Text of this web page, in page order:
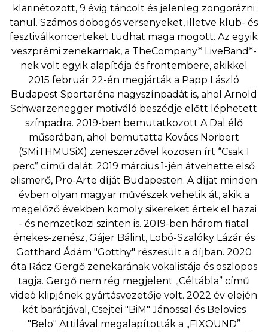
klarinétozott, 9 évig táncolt és jelenleg zongorázni
tanul. Számos dobogós versenyeket, illetve klub- és
fesztiválkoncerteket tudhat maga mögött. Az egyik
veszprémi zenekarnak, a TheCompany* LiveBand*-
nek volt egyik alapítója és frontembere, akikkel
2015 február 22-én megjárták a Papp László
Budapest Sportaréna nagyszínpadát is, ahol Arnold
Schwarzenegger motiváló beszédje előtt léphetett
színpadra. 2019-ben bemutatkozott A Dal élő
műsorában, ahol bemutatta Kovács Norbert
(SMiTHMUSiX) zeneszerzővel közösen írt “Csak 1
perc” című dalát. 2019 március 1-jén átvehette első
elismerő, Pro-Arte díját Budapesten. A díjat minden
évben olyan magyar művészek vehetik át, akik a
megelőző években komoly sikereket értek el hazai
- és nemzetközi szinten is. 2019-ben három fiatal
énekes-zenész, Gájer Bálint, Lobó-Szalóky Lázár és
Gotthard Ádám "Gotthy" részesült a díjban. 2020
óta Rácz Gergő zenekarának vokalistája és oszlopos
tagja. Gergő nem rég megjelent „Céltábla” című
videó klipjének gyártásvezetője volt. 2022 év elején
két barátjával, Csejtei "BiM" Jánossal és Belovics
"Belo" Attilával megalapították a „FIXOUND”